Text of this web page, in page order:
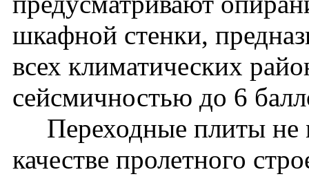
шкафной стенки,
всех климатических
сейсмичностью до 6
Переходные плиты не
качестве пролетного